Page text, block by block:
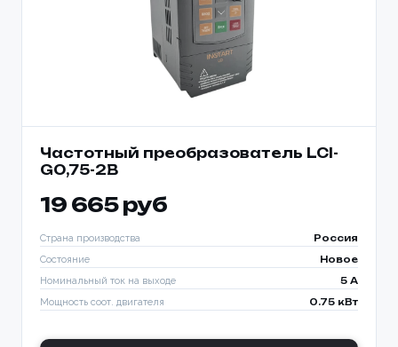
Частотный преобразователь LCI-
G0,75-2B
19 665 руб
Страна производства Россия
Состояние Новое
Номинальный ток на выходе 5 A
Мощность соот. двигателя 0.75 кВт